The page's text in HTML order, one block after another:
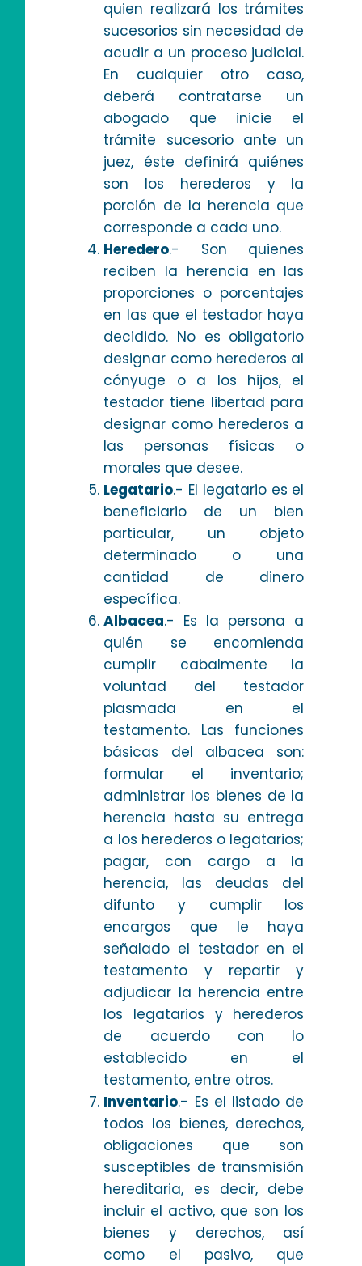
quien realizará los trámites
sucesorios sin necesidad de
acudir a un proceso judicial.
En cualquier otro caso,
deberá contratarse un
abogado que inicie el
trámite sucesorio ante un
juez, éste definirá quiénes
son los herederos y la
porción de la herencia que
corresponde a cada uno.
Heredero.- Son quienes
reciben la herencia en las
proporciones o porcentajes
en las que el testador haya
decidido. No es obligatorio
designar como herederos al
cónyuge o a los hijos, el
testador tiene libertad para
designar como herederos a
las personas físicas o
morales que desee.
Legatario.- El legatario es el
beneficiario de un bien
particular, un objeto
determinado o una
cantidad de dinero
específica.
Albacea.- Es la persona a
quién se encomienda
cumplir cabalmente la
voluntad del testador
plasmada en el
testamento. Las funciones
básicas del albacea son:
formular el inventario;
administrar los bienes de la
herencia hasta su entrega
a los herederos o legatarios;
pagar, con cargo a la
herencia, las deudas del
difunto y cumplir los
encargos que le haya
señalado el testador en el
testamento y repartir y
adjudicar la herencia entre
los legatarios y herederos
de acuerdo con lo
establecido en el
testamento, entre otros.
Inventario.- Es el listado de
todos los bienes, derechos,
obligaciones que son
susceptibles de transmisión
hereditaria, es decir, debe
incluir el activo, que son los
bienes y derechos, así
como el pasivo, que